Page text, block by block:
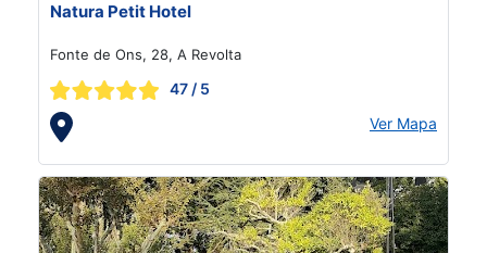
Natura Petit Hotel
Fonte de Ons, 28, A Revolta
47 / 5
Ver Mapa